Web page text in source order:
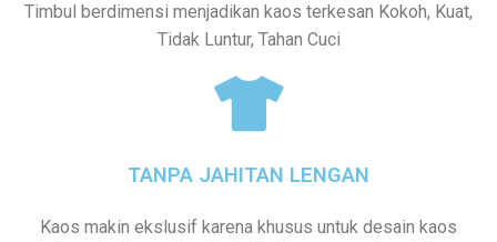
Timbul berdimensi menjadikan kaos terkesan Kokoh, Kuat,
Tidak Luntur, Tahan Cuci
TANPA JAHITAN LENGAN
Kaos makin ekslusif karena khusus untuk desain kaos